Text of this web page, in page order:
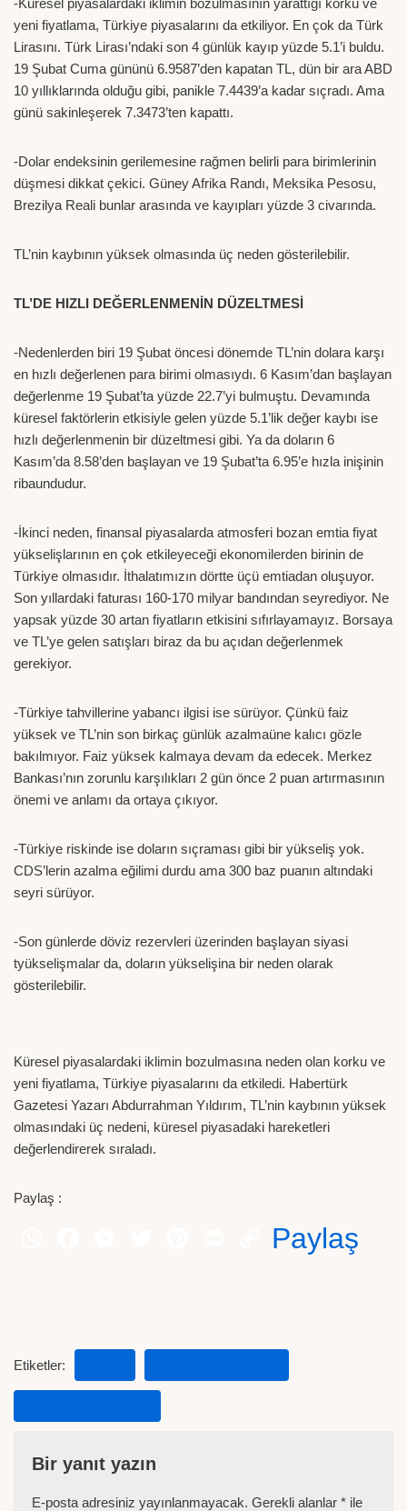
yeni fiyatlama, Türkiye piyasalarını da etkiliyor. En çok da Türk
Lirasını. Türk Lirası’ndaki son 4 günlük kayıp yüzde 5.1’i buldu.
19 Şubat Cuma gününü 6.9587’den kapatan TL, dün bir ara ABD
10 yıllıklarında olduğu gibi, panikle 7.4439’a kadar sıçradı. Ama
günü sakinleşerek 7.3473’ten kapattı.
-Dolar endeksinin gerilemesine rağmen belirli para birimlerinin
düşmesi dikkat çekici. Güney Afrika Randı, Meksika Pesosu,
Brezilya Reali bunlar arasında ve kayıpları yüzde 3 civarında.
TL’nin kaybının yüksek olmasında üç neden gösterilebilir.
TL’DE HIZLI DEĞERLENMENİN DÜZELTMESİ
-Nedenlerden biri 19 Şubat öncesi dönemde TL’nin dolara karşı
en hızlı değerlenen para birimi olmasıydı. 6 Kasım’dan başlayan
değerlenme 19 Şubat’ta yüzde 22.7’yi bulmuştu. Devamında
küresel faktörlerin etkisiyle gelen yüzde 5.1’lik değer kaybı ise
hızlı değerlenmenin bir düzeltmesi gibi. Ya da doların 6
Kasım’da 8.58’den başlayan ve 19 Şubat’ta 6.95’e hızla inişinin
ribaundudur.
-İkinci neden, finansal piyasalarda atmosferi bozan emtia fiyat
yükselişlarının en çok etkileyeceği ekonomilerden birinin de
Türkiye olmasıdır. İthalatımızın dörtte üçü emtiadan oluşuyor.
Son yıllardaki faturası 160-170 milyar bandından seyrediyor. Ne
yapsak yüzde 30 artan fiyatların etkisini sıfırlayamayız. Borsaya
ve TL’ye gelen satışları biraz da bu açıdan değerlenmek
gerekiyor.
-Türkiye tahvillerine yabancı ilgisi ise sürüyor. Çünkü faiz
yüksek ve TL’nin son birkaç günlük azalmaüne kalıcı gözle
bakılmıyor. Faiz yüksek kalmaya devam da edecek. Merkez
Bankası’nın zorunlu karşılıkları 2 gün önce 2 puan artırmasının
önemi ve anlamı da ortaya çıkıyor.
-Türkiye riskinde ise doların sıçraması gibi bir yükseliş yok.
CDS’lerin azalma eğilimi durdu ama 300 baz puanın altındaki
seyri sürüyor.
-Son günlerde döviz rezervleri üzerinden başlayan siyasi
tyükselişmalar da, doların yükselişina bir neden olarak
gösterilebilir.
Küresel piyasalardaki iklimin bozulmasına neden olan korku ve
yeni fiyatlama, Türkiye piyasalarını da etkiledi. Habertürk
Gazetesi Yazarı Abdurrahman Yıldırım, TL’nin kaybının yüksek
olmasındaki üç nedeni, küresel piyasadaki hareketleri
değerlendirerek sıraladı.
Paylaş :
Paylaş
Etiketler:
Bir yanıt yazın
E-posta adresiniz yayınlanmayacak. Gerekli alanlar * ile